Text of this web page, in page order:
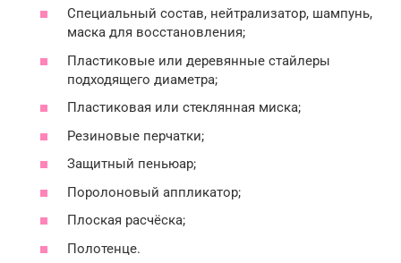
Специальный состав, нейтрализатор, шампунь,
маска для восстановления;
Пластиковые или деревянные стайлеры
подходящего диаметра;
Пластиковая или стеклянная миска;
Резиновые перчатки;
Защитный пеньюар;
Поролоновый аппликатор;
Плоская расчёска;
Полотенце.